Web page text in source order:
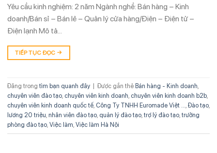
Yêu cầu kinh nghiệm: 2 năm Ngành nghề: Bán hàng – Kinh
doanh/Bán sỉ – Bán lẻ – Quản lý cửa hàng/Điện – Điện tử –
Điện lạnh Mô tả…
TIẾP TỤC ĐỌC →
Đăng trong tìm bạn quanh đây | Được gắn thẻ Bán hàng - Kinh doanh
chuyên viên đào tạo chuyên viên kinh doanh chuyên viên kinh doanh b2b
chuyên viên kinh doanh quốc tế Công Ty TNHH Euromade Việt ... Đào tạo
lương 20 triệu nhân viên đào tạo quản lý đào tạo trợ lý đào tạo trưởng
phòng đào tạo Việc làm Việc làm Hà Nội